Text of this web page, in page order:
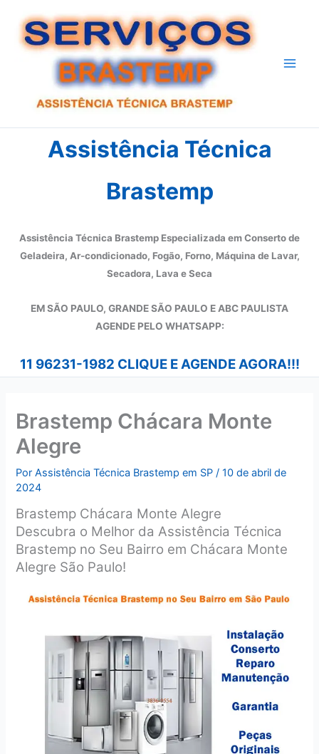
para
Assistência Técnica
Brastemp
Assistência Técnica Brastemp Especializada em Conserto de
Geladeira, Ar-condicionado, Fogão, Forno, Máquina de Lavar,
Secadora, Lava e Seca
EM SÃO PAULO, GRANDE SÃO PAULO E ABC PAULISTA
AGENDE PELO WHATSAPP:
11 96231-1982 CLIQUE E AGENDE AGORA!!!
Brastemp Chácara Monte
Alegre
PorAssistência Técnica Brastemp em SP /10 de abril de
2024
Brastemp Chácara Monte Alegre
Descubra o Melhor da Assistência Técnica
Brastemp no Seu Bairro em Chácara Monte
Alegre São Paulo!